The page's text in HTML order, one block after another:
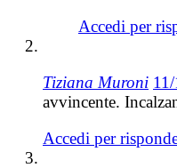
Accedi per
Tiziana Muroni
avvincente.
Accedi per